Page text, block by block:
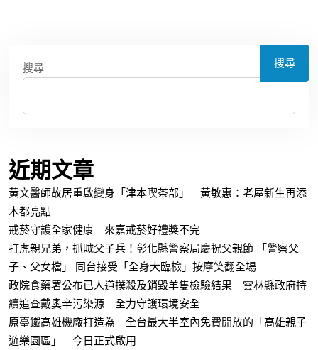
搜尋 搜尋
近期文章
黃文醫師故居重啟變身「津本喫茶部」 黃敏惠：老屋新生再添
木都亮點
戒菸守護全家健康 來嘉戒菸好禮獎不完
打虎親兄弟，抓賊父子兵！彰化縣警察局慶祝父親節 「警察父
子、父女檔」 同台接受「全身大臨檢」按摩笑翻全場
政院食藥署公布已人道撲殺及銷毀羊隻檢驗結果 雲林縣政府持
續追查戴奧辛污染源 全力守護環境安全
原臺鐵高雄機廠打造為 全台最大半室內免費開放的「高雄親子
遊樂園區」 今日正式啟用